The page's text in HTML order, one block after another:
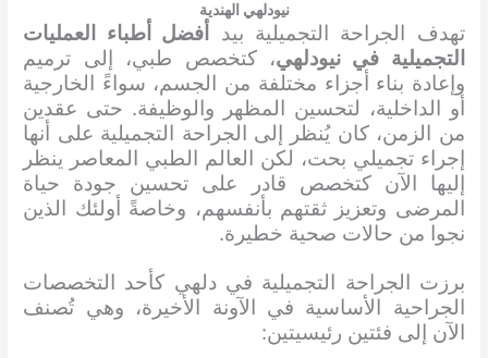
نيودلهي الهندية
تهدف الجراحة التجميلية بيد
أفضل أطباء العمليات
التجميلية في نيودلهي، كتخصص طبي، إلى ترميم
وإعادة بناء أجزاء مختلفة من الجسم، سواءً الخارجية
أو الداخلية، لتحسين المظهر والوظيفة. حتى عقدين
من الزمن، كان يُنظر إلى الجراحة التجميلية على أنها
إجراء تجميلي بحت، لكن العالم الطبي المعاصر ينظر
إليها الآن كتخصص قادر على تحسين جودة حياة
المرضى وتعزيز ثقتهم بأنفسهم، وخاصةً أولئك الذين
نجوا من حالات صحية خطيرة.
برزت الجراحة التجميلية في دلهي كأحد التخصصات
الجراحية الأساسية في الآونة الأخيرة، وهي تُصنف
الآن إلى فئتين رئيسيتين: